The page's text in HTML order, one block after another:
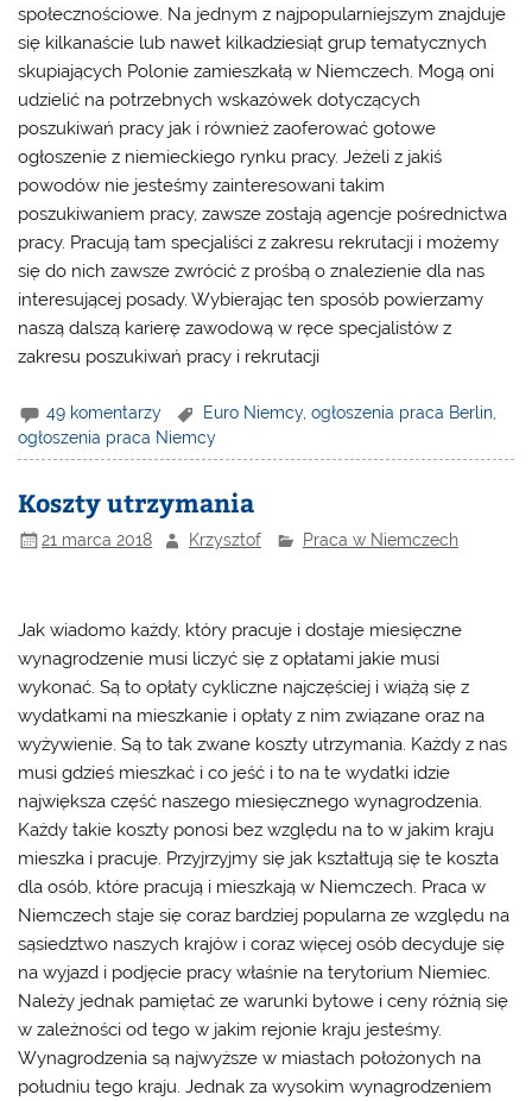
społecznościowe. Na jednym z najpopularniejszym znajduje
się kilkanaście lub nawet kilkadziesiąt grup tematycznych
skupiających Polonie zamieszkałą w Niemczech. Mogą oni
udzielić na potrzebnych wskazówek dotyczących
poszukiwań pracy jak i również zaoferować gotowe
ogłoszenie z niemieckiego rynku pracy. Jeżeli z jakiś
powodów nie jesteśmy zainteresowani takim
poszukiwaniem pracy, zawsze zostają agencje pośrednictwa
pracy. Pracują tam specjaliści z zakresu rekrutacji i możemy
się do nich zawsze zwrócić z prośbą o znalezienie dla nas
interesującej posady. Wybierając ten sposób powierzamy
naszą dalszą karierę zawodową w ręce specjalistów z
zakresu poszukiwań pracy i rekrutacji
49 komentarzy Euro Niemcy,ogłoszenia praca Berlin
ogłoszenia praca Niemcy
Koszty utrzymania
21 marca 2018 Krzysztof Praca w Niemczech
Jak wiadomo każdy, który pracuje i dostaje miesięczne
wynagrodzenie musi liczyć się z opłatami jakie musi
wykonać. Są to opłaty cykliczne najczęściej i wiążą się z
wydatkami na mieszkanie i opłaty z nim związane oraz na
wyżywienie. Są to tak zwane koszty utrzymania. Każdy z nas
musi gdzieś mieszkać i co jeść i to na te wydatki idzie
największa część naszego miesięcznego wynagrodzenia.
Każdy takie koszty ponosi bez względu na to w jakim kraju
mieszka i pracuje. Przyjrzyjmy się jak kształtują się te koszta
dla osób, które pracują i mieszkają w Niemczech. Praca w
Niemczech staje się coraz bardziej popularna ze względu na
sąsiedztwo naszych krajów i coraz więcej osób decyduje się
na wyjazd i podjęcie pracy właśnie na terytorium Niemiec.
Należy jednak pamiętać ze warunki bytowe i ceny różnią się
w zależności od tego w jakim rejonie kraju jesteśmy.
Wynagrodzenia są najwyższe w miastach położonych na
południu tego kraju. Jednak za wysokim wynagrodzeniem